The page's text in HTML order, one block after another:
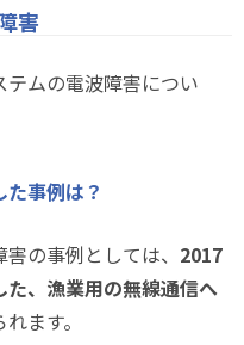
害
ムの電波障害につい
事例は？
の事例としては、 2017
、漁業用の無線通信へ
ます。